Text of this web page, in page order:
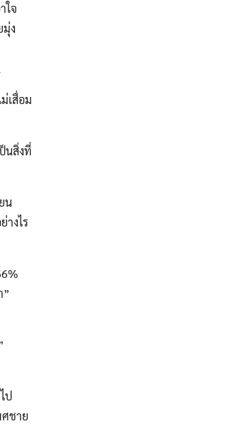
ใจ
ง
เสื่อม
นสิ่งที่
น
างไร
ป
ชาย